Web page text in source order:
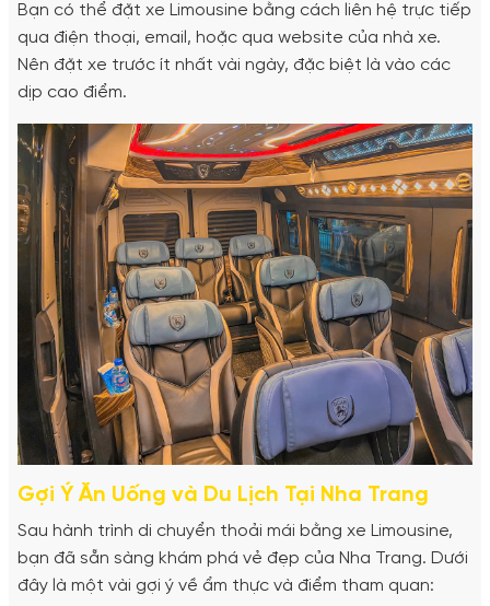
Bạn có thể đặt xe Limousine bằng cách liên hệ trực tiếp
qua điện thoại, email, hoặc qua website của nhà xe.
Nên đặt xe trước ít nhất vài ngày, đặc biệt là vào các
dịp cao điểm.
Gợi Ý Ăn Uống và Du Lịch Tại Nha Trang
Sau hành trình di chuyển thoải mái bằng xe Limousine,
bạn đã sẵn sàng khám phá vẻ đẹp của Nha Trang. Dưới
đây là một vài gợi ý về ẩm thực và điểm tham quan: